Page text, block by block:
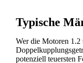
Typische
Wer die Motoren
potenziell teuersten